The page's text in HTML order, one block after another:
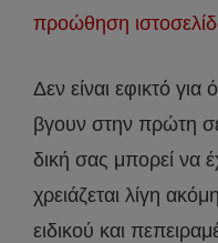
προώθηση
Δεν είναι εφικτό για
βγουν στην πρώτη
δική σας μπορεί να
χρειάζεται λίγη
ειδικού και